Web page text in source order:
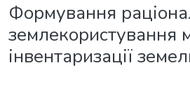
Формування
землекористування
інвентаризації